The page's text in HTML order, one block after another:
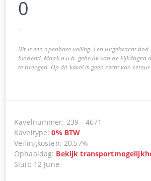
0
.
Dit is een openbare veiling. Een uitgebracht
bindend. Maak a.u.b. gebruik van de kijkdagen
te brengen. Op dit kavel is geen recht van
Kavelnummer: 239 - 4671
Kaveltype:0% BTW
Veilingkosten:20,57%
Ophaaldag: Bekijk
Sluit: 12 June